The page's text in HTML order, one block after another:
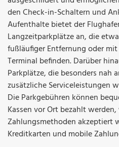
den Check-in-Schaltern und
Aufenthalte bietet der
Langzeitparkplätze an, die
fußläufiger Entfernung oder
Terminal befinden. Darüber
Parkplätze, die besonders nah
zusätzliche Serviceleistungen
Die Parkgebühren können
Kassen vor Ort bezahlt
Zahlungsmethoden akzeptiert
Kreditkarten und mobile